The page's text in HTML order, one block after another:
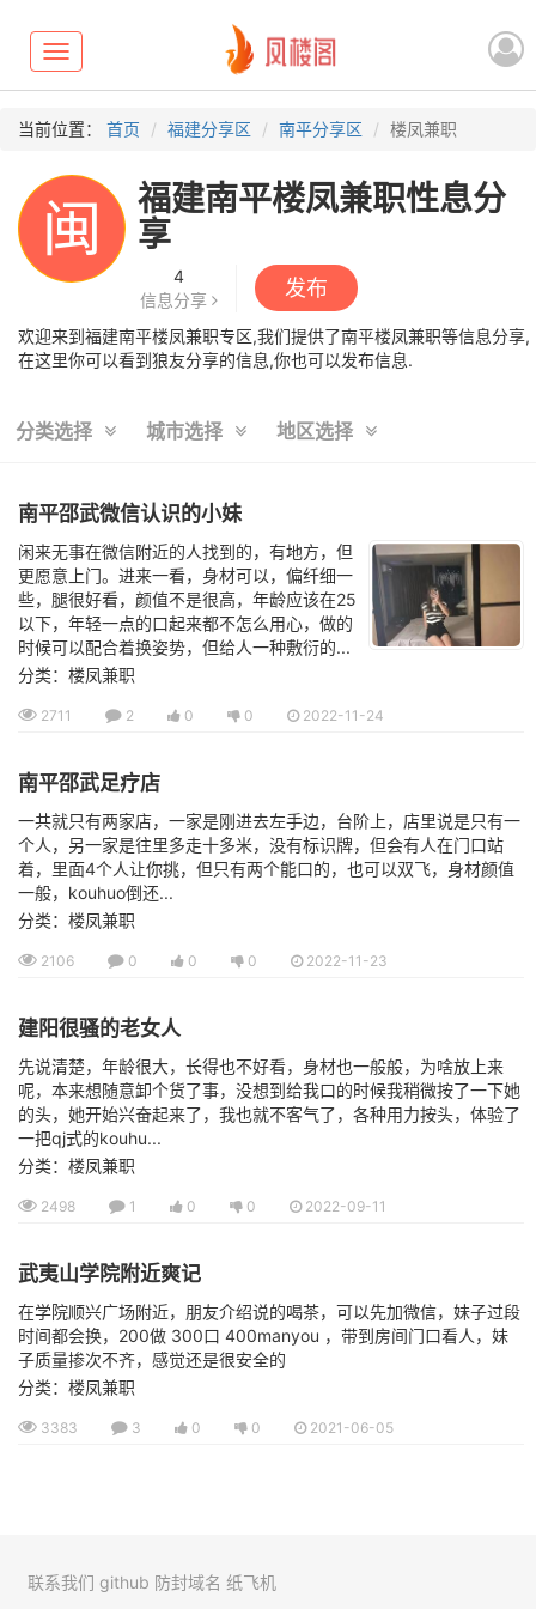
Toggle
navigation
当前位置： 首页 福建分享区 南平分享区 楼凤兼职
闽
福建南平楼凤兼职性息分
享
4
信息分享
发布
欢迎来到福建南平楼凤兼职专区,我们提供了南平楼凤兼职等信息分享,
在这里你可以看到狼友分享的信息,你也可以发布信息.
分类选择 城市选择 地区选择
南平邵武微信认识的小妹
闲来无事在微信附近的人找到的，有地方，但
更愿意上门。进来一看，身材可以，偏纤细一
些，腿很好看，颜值不是很高，年龄应该在25
以下，年轻一点的口起来都不怎么用心，做的
时候可以配合着换姿势，但给人一种敷衍的...
分类：楼凤兼职
2711 2 0 0 2022-11-24
南平邵武足疗店
一共就只有两家店，一家是刚进去左手边，台阶上，店里说是只有一
个人，另一家是往里多走十多米，没有标识牌，但会有人在门口站
着，里面4个人让你挑，但只有两个能口的，也可以双飞，身材颜值
一般，kouhuo倒还...
分类：楼凤兼职
2106 0 0 0 2022-11-23
建阳很骚的老女人
先说清楚，年龄很大，长得也不好看，身材也一般般，为啥放上来
呢，本来想随意卸个货了事，没想到给我口的时候我稍微按了一下她
的头，她开始兴奋起来了，我也就不客气了，各种用力按头，体验了
一把qj式的kouhu...
分类：楼凤兼职
2498 1 0 0 2022-09-11
武夷山学院附近爽记
在学院顺兴广场附近，朋友介绍说的喝茶，可以先加微信，妹子过段
时间都会换，200做 300口 400manyou ，带到房间门口看人，妹
子质量掺次不齐，感觉还是很安全的
分类：楼凤兼职
3383 3 0 0 2021-06-05
联系我们 github 防封域名 纸飞机